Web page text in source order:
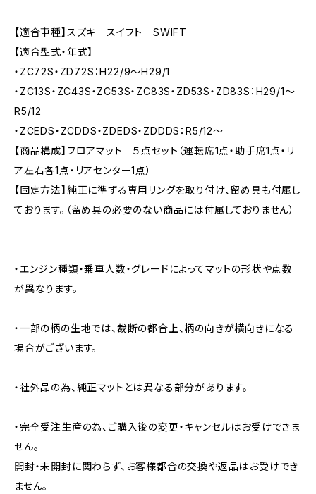
【適合車種】スズキ スイフト SWIFT
【適合型式・年式】
・ZC72S・ZD72S：H22/9〜H29/1
・ZC13S・ZC43S・ZC53S・ZC83S・ZD53S・ZD83S：H29/1〜
R5/12
・ZCEDS・ZCDDS・ZDEDS・ZDDDS：R5/12～
【商品構成】フロアマット ５点セット（運転席1点・助手席1点・リ
ア左右各1点・リアセンター1点）
【固定方法】純正に準ずる専用リングを取り付け、留め具も付属し
ております。（留め具の必要のない商品には付属しておりません）
・エンジン種類・乗車人数・グレードによってマットの形状や点数
が異なります。
・一部の柄の生地では、裁断の都合上、柄の向きが横向きになる
場合がございます。
・社外品の為、純正マットとは異なる部分があります。
・完全受注生産の為、ご購入後の変更・キャンセルはお受けできま
せん。
開封・未開封に関わらず、お客様都合の交換や返品はお受けでき
ません。